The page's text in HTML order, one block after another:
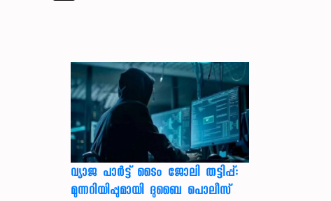
വ്യാജ പാർട്ട് ടൈം ജോലി തട്ടിപ്പ്:
മുന്നറിയിപ്പുമായി ദുബൈ പൊലീസ്